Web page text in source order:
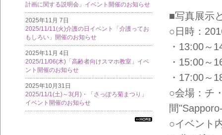
計画に関する説明会」イベント開催のお知らせ
2025年11月 7日
2025/11/11(火)介護の日イベント「介護ってお
もしろい」開催のお知らせ
2025年11月 4日
2025/11/06(木)「高齢者向けスマホ教室」イベ
ント開催のお知らせ
2025年10月31日
2025/11/1(土)～3(月)・「さっぽろ菊まつり」
イベント開催のお知らせ
■写真展示
○日時：
・13:00～
・15:00～
・17:00～
○会場：チ
間
○イベント